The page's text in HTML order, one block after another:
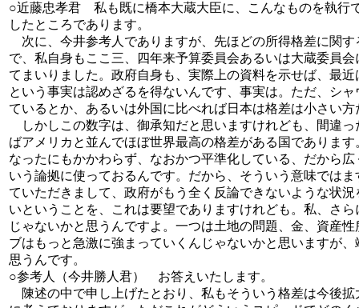
○近藤忠孝君 私も既に橋本大蔵大臣に、こんなものを執行
したところであります。
次に、今井参考人でありますが、先ほどの所得格差に関す
で、私自身もここ三、四年来予算委員会あるいは大蔵委員
てまいりました。政府自身も、実際上の資料を示せば、最
という事実は認めざるを得ないんです、事実は。ただ、シ
ているとか、あるいは外国に比べれば日本は格差は小さい方
しかしこの数字は、御承知だと思いますけれども、間違
ばアメリカと並んでほぼ世界最高の格差がある国でありま
なったにもかかわらず、なおかつ平準化している、だから
いう論拠に使っておるんです。だから、そういう意味では
ていただきまして、政府がもう全く反論できないような状
いということを、これは要望でありますけれども。私、さ
じゃないかと思うんですよ。一つは土地の問題、金、資産
ブはもっと急激に強まっていくんじゃないかと思いますが
思うんです。
○参考人（今井勝人君） お答えいたします。
陳述の中で申し上げたとおり、私もそういう格差は今後